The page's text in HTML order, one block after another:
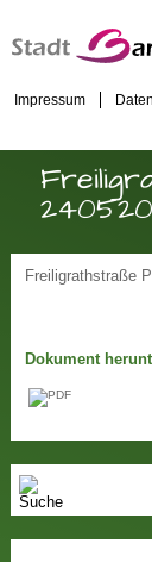
Impressum
Freiligrathstraße
Dokument